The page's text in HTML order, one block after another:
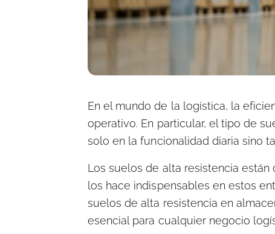
En el mundo de la logística, la
operativo. En particular, el tipo de
solo en la funcionalidad diaria sino
Los suelos de alta resistencia
los hace indispensables en estos
suelos de alta resistencia en
esencial para cualquier negocio